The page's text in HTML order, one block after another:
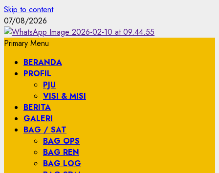
Skip to content
07/08/2026
Primary Menu
BERANDA
PROFIL
PJU
VISI & MISI
BERITA
GALERI
BAG / SAT
BAG OPS
BAG REN
BAG LOG